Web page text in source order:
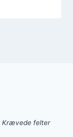
Krævede felter